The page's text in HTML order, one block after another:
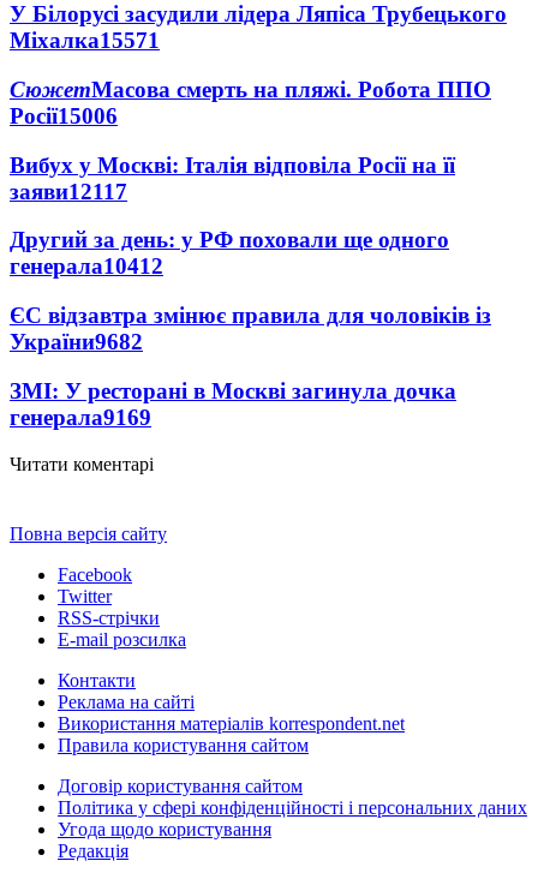
У Білорусі засудили лідера Ляпіса Трубецького
Міхалка15571
СюжетМасова смерть на пляжі. Робота ППО
Росії15006
Вибух у Москві: Італія відповіла Росії на її
заяви12117
Другий за день: у РФ поховали ще одного
генерала10412
ЄС відзавтра змінює правила для чоловіків із
України9682
ЗМІ: У ресторані в Москві загинула дочка
генерала9169
Читати коментарі
Повна версія сайту
Facebook
Twitter
RSS-стрічки
E-mail розсилка
Контакти
Реклама на сайті
Використання матеріалів korrespondent.net
Правила користування сайтом
Договір користування сайтом
Політика у сфері конфіденційності і персональних даних
Угода щодо користування
Редакція